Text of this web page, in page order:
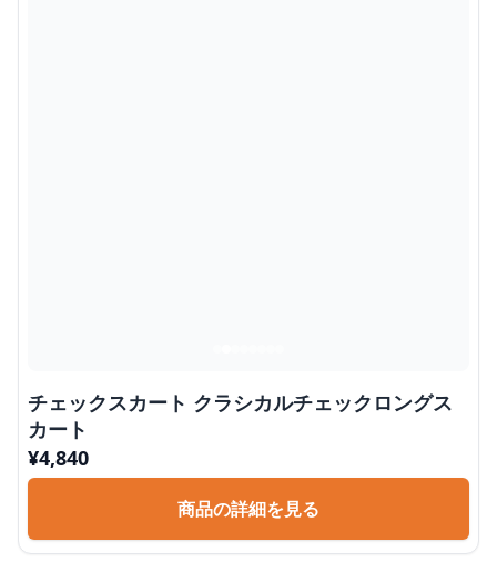
チェックスカート クラシカルチェックロングス
カート
¥4,840
商品の詳細を見る